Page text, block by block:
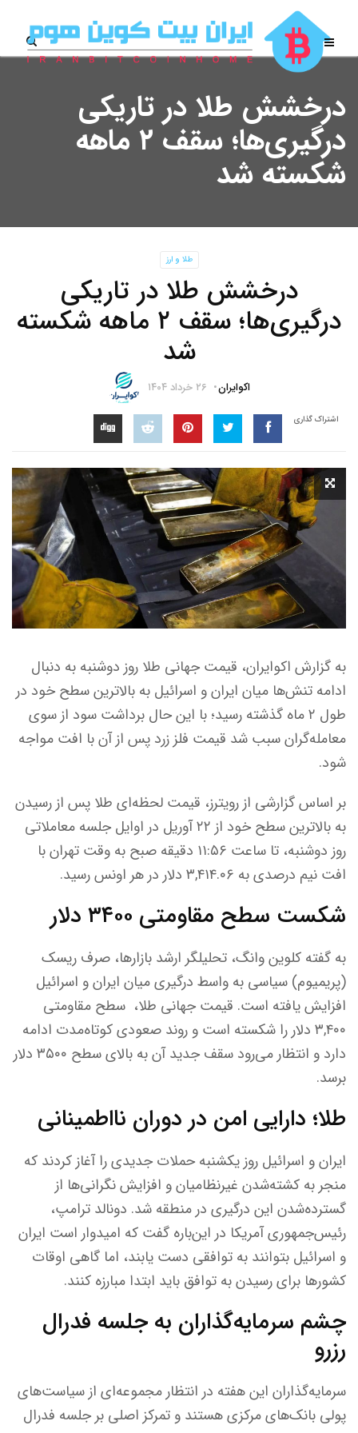
درخشش طلا در تاریکی
درگیری‌ها؛ سقف ۲ ماهه
شکسته شد
طلا و ارز
درخشش طلا در تاریکی
درگیری‌ها؛ سقف ۲ ماهه شکسته
شد
اکوایران ۲۶ خرداد ۱۴۰۴
اشتراک گذاری
به گزارش اکوایران، قیمت جهانی طلا روز دوشنبه به دنبال
ادامه تنش‌ها میان ایران و اسرائیل به بالاترین سطح خود در
طول ۲ ماه گذشته رسید؛ با این حال برداشت سود از سوی
معامله‌گران سبب شد قیمت فلز زرد پس از آن با افت مواجه
شود.
بر اساس گزارشی از رویترز، قیمت لحظه‌ای طلا پس از رسیدن
به بالاترین سطح خود از ۲۲ آوریل در اوایل جلسه معاملاتی
روز دوشنبه، تا ساعت ۱۱:۵۶ دقیقه صبح به وقت تهران با
افت نیم درصدی به ۳,۴۱۴.۰۶ دلار در هر اونس رسید.
شکست سطح مقاومتی ۳۴۰۰ دلار
به گفته کلوین وانگ، تحلیلگر ارشد بازارها، صرف ریسک
(پریمیوم) سیاسی به واسط درگیری میان ایران و اسرائیل
افزایش یافته است. قیمت جهانی طلا، سطح مقاومتی
۳,۴۰۰ دلار را شکسته است و روند صعودی کوتاه‌مدت ادامه
دارد و انتظار می‌رود سقف جدید آن به بالای سطح ۳۵۰۰ دلار
برسد.
طلا؛ دارایی امن در دوران نااطمینانی
ایران و اسرائیل روز یکشنبه حملات جدیدی را آغاز کردند که
منجر به کشته‌شدن غیرنظامیان و افزایش نگرانی‌ها از
گسترده‌شدن این درگیری در منطقه شد. دونالد ترامپ،
رئیس‌جمهوری آمریکا در این‌باره گفت که امیدوار است ایران
و اسرائیل بتوانند به توافقی دست یابند، اما گاهی اوقات
کشورها برای رسیدن به توافق باید ابتدا مبارزه کنند.
چشم سرمایه‌گذاران به جلسه فدرال
رزرو
سرمایه‌گذاران این هفته در انتظار مجموعه‌ای از سیاست‌های
پولی بانک‌های مرکزی هستند و تمرکز اصلی بر جلسه فدرال